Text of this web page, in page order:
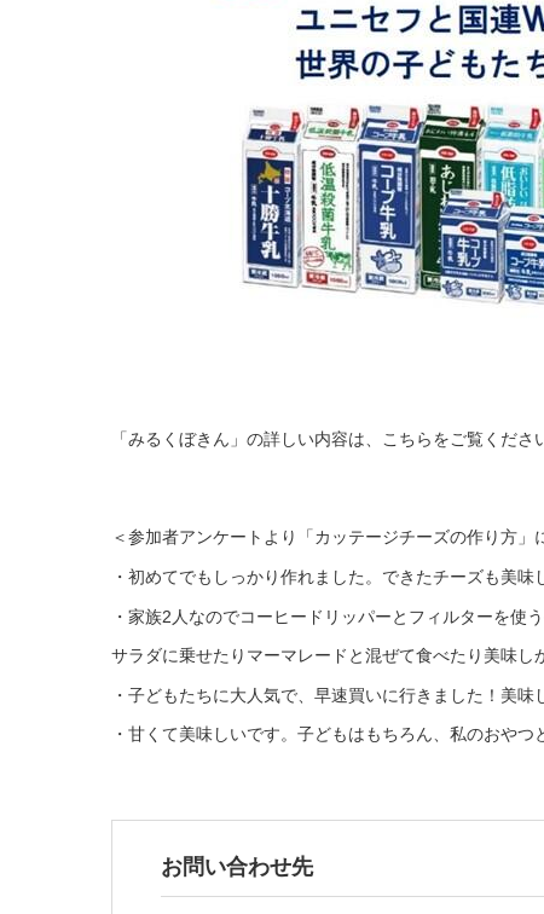
「みるくぼきん」の詳しい内容は、こちらをご覧くださ
＜参加者アンケートより「カッテージチーズの作り方」
・初めてでもしっかり作れました。できたチーズも美
・家族2人なのでコーヒードリッパーとフィルターを使
サラダに乗せたりマーマレードと混ぜて食べたり美味し
・子どもたちに大人気で、早速買いに行きました！美
・甘くて美味しいです。子どもはもちろん、私のおや
お問い合わせ先